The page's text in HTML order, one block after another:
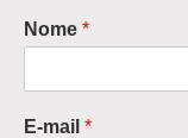
Nome *
E-mail *